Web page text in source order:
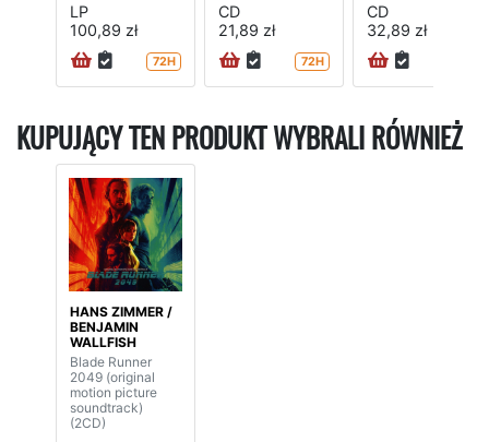
LP
100,89 zł
72H
CD
21,89 zł
72H
CD
32,89 zł
KUPUJĄCY TEN PRODUKT WYBRALI RÓWNIEŻ
HANS ZIMMER /
BENJAMIN
WALLFISH
Blade Runner
2049 (original
motion picture
soundtrack)
(2CD)